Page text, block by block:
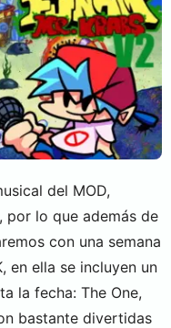
del MOD,
por lo que además de
con una semana
en ella se incluyen un
la fecha: The One,
bastante divertidas